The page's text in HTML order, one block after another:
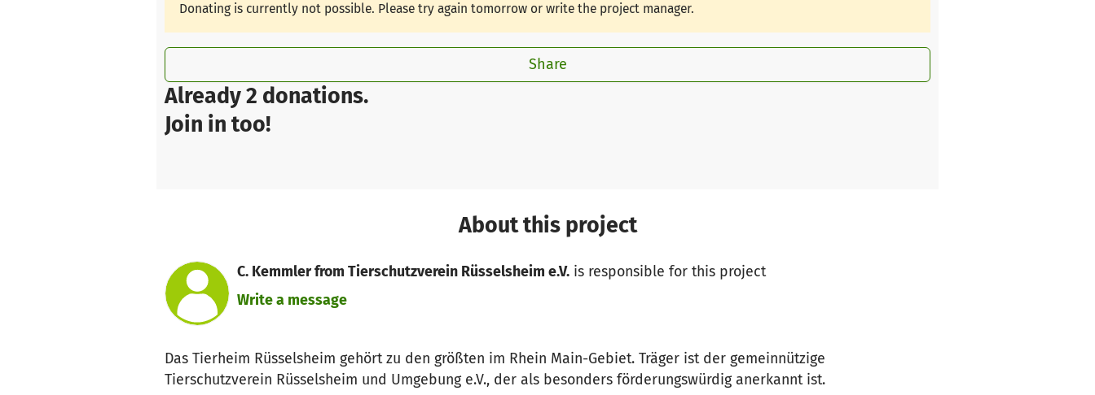
Already 2 donations.
Join in too!
Donating is currently not possible. Please try again tomorrow or write the project manager.
Share
About this project
C. Kemmler from Tierschutzverein Rüsselsheim e.V.is responsible for this project
Write a message
Das Tierheim Rüsselsheim gehört zu den größten im Rhein Main-Gebiet. Träger ist der gemeinnützige
Tierschutzverein Rüsselsheim und Umgebung e.V., der als besonders förderungswürdig anerkannt ist.